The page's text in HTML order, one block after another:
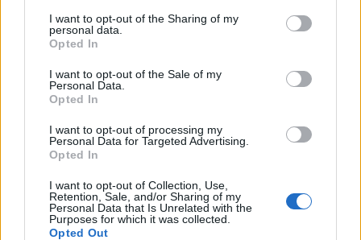
I want to opt-out of the Sharing of my
personal data.
Opted In
I want to opt-out of the Sale of my
Personal Data.
Opted In
I want to opt-out of processing my
Personal Data for Targeted Advertising.
Opted In
I want to opt-out of Collection, Use,
Retention, Sale, and/or Sharing of my
Personal Data that Is Unrelated with the
Purposes for which it was collected.
Opted Out